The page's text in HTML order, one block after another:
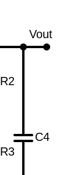
C4
R2
R3
Vout